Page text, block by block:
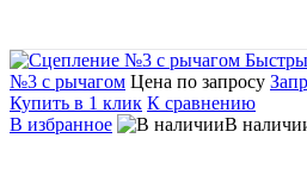
№3 с рычагом Цена по запросу
Купить в 1 клик К сравнению
В избранное
В